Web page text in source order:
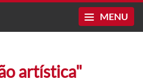
MENU
artística"